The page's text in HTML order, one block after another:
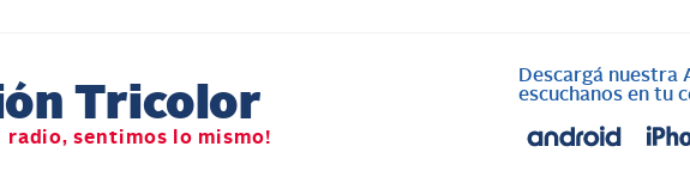
Descargá nuestra
escuchanos en tu